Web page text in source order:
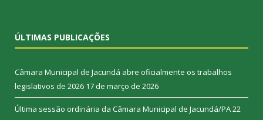
ÚLTIMAS PUBLICAÇÕES
Câmara Municipal de Jacundá abre oficialmente os trabalhos
legislativos de 2026 17 de março de 2026
Última sessão ordinária da Câmara Municipal de Jacundá/PA22